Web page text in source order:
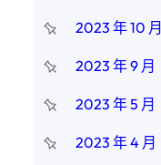
2023 年 10 月
2023 年 9 月
2023 年 5 月
2023 年 4 月